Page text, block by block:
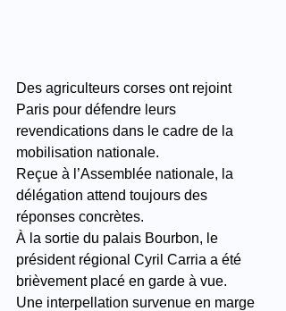
Des agriculteurs corses ont rejoint
Paris pour défendre leurs
revendications dans le cadre de la
mobilisation nationale.
Reçue à l’Assemblée nationale, la
délégation attend toujours des
réponses concrètes.
À la sortie du palais Bourbon, le
président régional Cyril Carria a été
brièvement placé en garde à vue.
Une interpellation survenue en marge